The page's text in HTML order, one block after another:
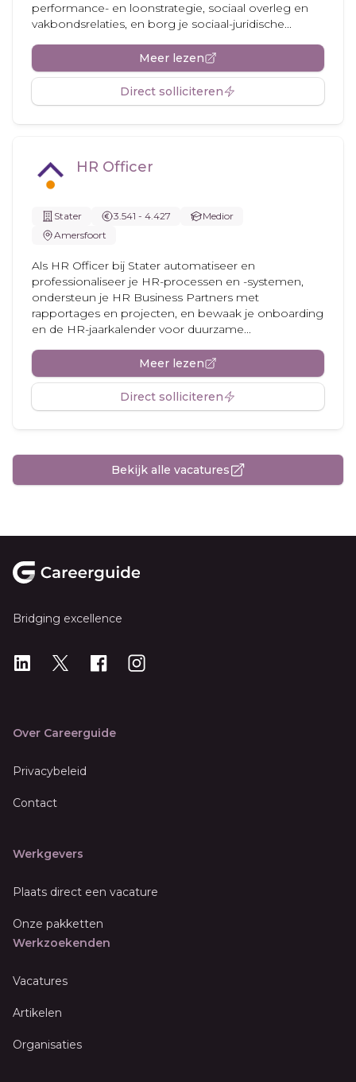
performance- en loonstrategie, sociaal overleg en
vakbondsrelaties, en borg je sociaal-juridische...
Meer lezen
Direct solliciteren
HR Officer
Stater 3.541 - 4.427
Medior
Amersfoort
Als HR Officer bij Stater automatiseer en
professionaliseer je HR-processen en -systemen,
ondersteun je HR Business Partners met
rapportages en projecten, en bewaak je onboarding
en de HR-jaarkalender voor duurzame...
Meer lezen
Direct solliciteren
Bekijk alle vacatures
Bridging excellence
LinkedIn
X Instagram
Over Careerguide
Privacybeleid
Contact
Werkgevers
Plaats direct een vacature
Onze pakketten
Werkzoekenden
Vacatures
Artikelen
Organisaties